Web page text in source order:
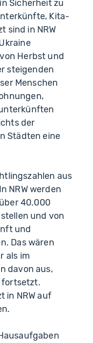
Sicherheit zu
Kita-
sind in NRW
Herbst und
steigenden
Menschen
der
Städten eine
aus
NRW werden
40.000
und von
und
Das wären
als im
davon aus,
fortsetzt.
in NRW auf